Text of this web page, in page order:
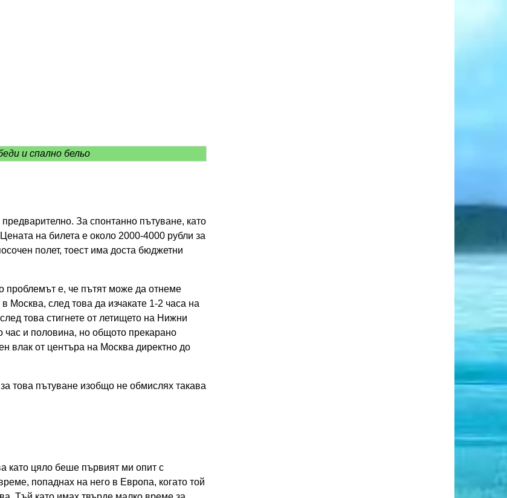
и спално бельо
За спонтанно пътуване, като
на билета е около 2000-4000 рубли за
полет, тоест има доста бюджетни
проблемът е, че пътят може да отнеме
Москва, след това да изчакате 1-2 часа на
това стигнете от летището на Нижни
час и половина, но общото прекарано
влак от центъра на Москва директно до
това пътуване изобщо не обмислях такава
като цяло беше първият ми опит с
попаднах на него в Европа, когато той